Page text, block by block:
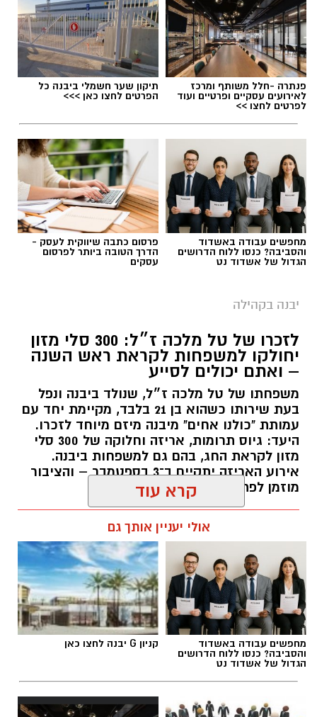
פנתרה -חלל משותף ומרכז
לאירועים עסקיים ופרטיים ועוד
לפרטים לחצו >>
תיקון שער חשמלי ביבנה כל
הפרטים לחצו כאן >>>
מחפשים עבודה באשדוד
והסביבה? כנסו ללוח הדרושים
הגדול של אשדוד נט
פרסום כתבה שיווקית לעסק -
הדרך הטובה ביותר לפרסום
עסקים
יבנה בקהילה
לזכרו של טל מלכה ז״ל: 300 סלי מזון
יחולקו למשפחות לקראת ראש השנה
– ואתם יכולים לסייע
משפחתו של טל מלכה ז״ל, שנולד ביבנה ונפל
בעת שירותו כשהוא בן 21 בלבד, מקיימת יחד עם
עמותת "כולנו אחים" מיבנה מיזם מיוחד לזכרו.
היעד: גיוס תרומות, אריזה וחלוקה של 300 סלי
מזון לקראת החג, בהם גם למשפחות ביבנה.
אירוע האריזה יתקיים ב־3 בספטמבר – והציבור
מוזמן לפתוח את הלב ולהצטרף
תגים:טל מלכה ז"ל , עמותת כולנו אחים יבנה
קרא עוד
אולי יעניין אותך גם
מחפשים עבודה באשדוד
והסביבה? כנסו ללוח הדרושים
הגדול של אשדוד נט
קניון G יבנה לחצו כאן